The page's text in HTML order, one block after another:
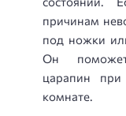
причинам
под ножки
Он поможет
царапин
комнате.